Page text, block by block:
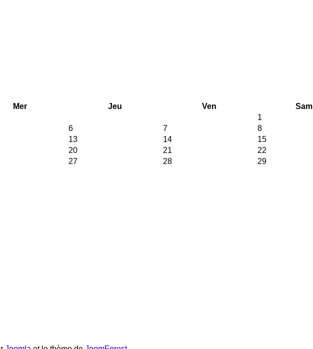
Mer Jeu Ven Sam
1
6 7 8
13 14 15
20 21 22
27 28 29